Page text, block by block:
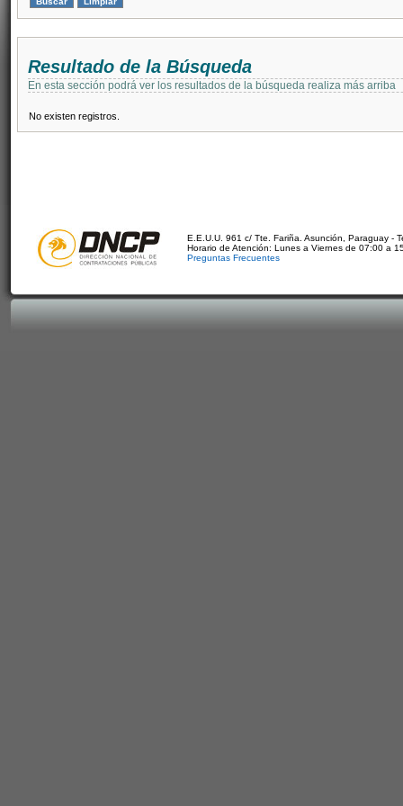
Resultado de la Búsqueda
En esta sección podrá ver los resultados de la búsqueda realiza más arriba
No existen registros.
E.E.U.U. 961 c/ Tte. Fariña. Asunción, Paraguay -
Horario de Atención: Lunes a Viernes de 07:00 a
Preguntas Frecuentes